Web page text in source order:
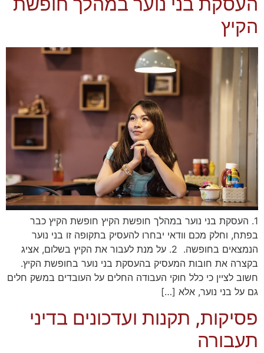
הקיץ
1. העסקת בני נוער במהלך חופשת הקיץ חופשת הקיץ כבר
בפתח, וחלק מכם וודאי יבחרו להעסיק בתקופה זו בני נוער
הנמצאים בחופשה. 2. על מנת לעבור את הקיץ בשלום, אציג
בקצרה את חובות המעסיק בהעסקת בני נוער בחופשת הקיץ.
חשוב לציין כי כלל חוקי העבודה החלים על העובדים במשק חלים
גם על בני נוער, אלא […]
פסיקות, תקנות ועדכונים בדיני
תעבורה